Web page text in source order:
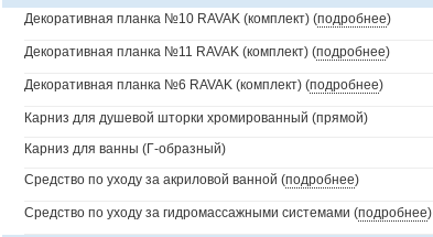
Декоративная планка №10 RAVAK (комплект) (подробнее)
Декоративная планка №11 RAVAK (комплект) (подробнее)
Декоративная планка №6 RAVAK (комплект) (подробнее)
Карниз для душевой шторки хромированный (прямой)
Карниз для ванны (Г-образный)
Средство по уходу за акриловой ванной (подробнее)
Средство по уходу за гидромассажными системами (подробнее)